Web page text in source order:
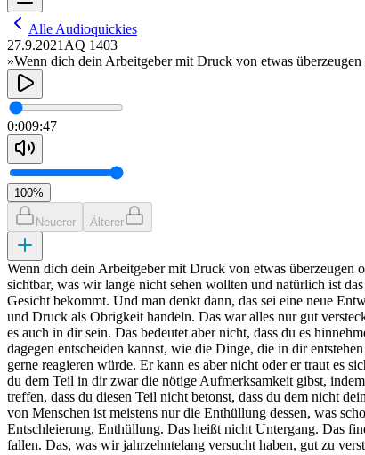
Alle Audioquickies
27.9.2021 AQ 1403
»Wenn dich dein Arbeitgeber mit Druck von etwas
0:009:47
100%
Neuerer Älterer
Wenn dich dein Arbeitgeber mit Druck von etwas überzeugen
sichtbar, was wir lange nicht sehen wollten und natürlich ist
Gesicht bekommt. Und man denkt dann, das sei eine neue
und Druck als Obrigkeit handeln. Das war alles nur gut
es auch in dir sein. Das bedeutet aber nicht, dass du es
dagegen entscheiden kannst, wie die Dinge, die in dir
gerne reagieren würde. Er kann es aber nicht oder er traut es
du dem Teil in dir zwar die nötige Aufmerksamkeit gibst,
treffen, dass du diesen Teil nicht betonst, dass du dem nicht
von Menschen ist meistens nur die Enthüllung dessen, was
Entschleierung, Enthüllung. Das heißt nicht Untergang. Das
fallen. Das, was wir jahrzehntelang versucht haben, gut zu